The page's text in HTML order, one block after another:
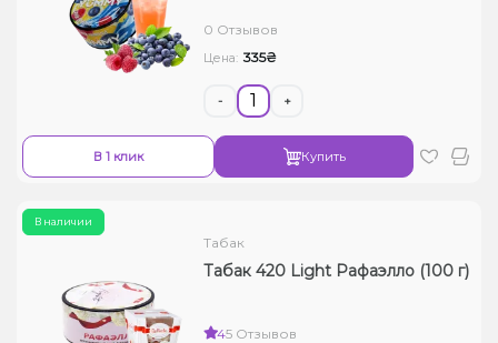
0 Отзывов
Цена: 335₴
- +
В 1 клик Купить
В наличии
Табак
Табак 420 Light Рафаэлло (100 г)
45 Отзывов